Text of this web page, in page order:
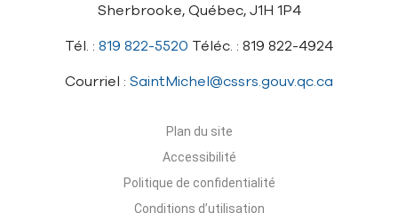
Sherbrooke, Québec, J1H 1P4
Tél. : 819 822-5520 Téléc. : 819 822-4924
Courriel : SaintMichel@cssrs.gouv.qc.ca
Plan du site
Accessibilité
Politique de confidentialité
Conditions d’utilisation